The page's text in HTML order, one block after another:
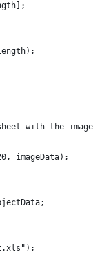
with the image
imageData);